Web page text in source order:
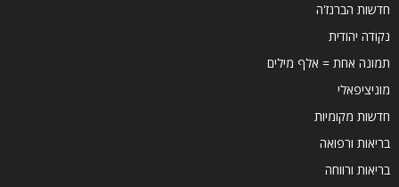
חדשות הברנז'ה
נקודה יהודית
תמונה אחת = אלף מילים
מוניציפאלי
חדשות מקומיות
בריאות ורפואה
בריאות ורווחה